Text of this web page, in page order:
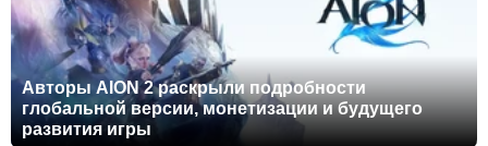
Авторы AION 2 раскрыли подробности
глобальной версии, монетизации и будущего
развития игры